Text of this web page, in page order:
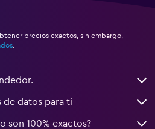
precios exactos, sin embargo,
de datos para ti
son 100% exactos?